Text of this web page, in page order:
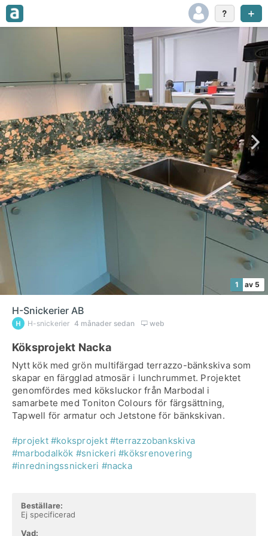
1 av 5
H-Snickerier AB
H-snickerier 4 månader sedan web
Köksprojekt Nacka
Nytt kök med grön multifärgad terrazzo-bänkskiva som
skapar en färgglad atmosär i lunchrummet. Projektet
genomfördes med köksluckor från Marbodal i
samarbete med Toniton Colours för färgsättning,
Tapwell för armatur och Jetstone för bänkskivan.
#projekt #koksprojekt #terrazzobankskiva
#marbodalkök #snickeri #köksrenovering
#inredningssnickeri #nacka
Beställare:
Ej specificerad
Vad: